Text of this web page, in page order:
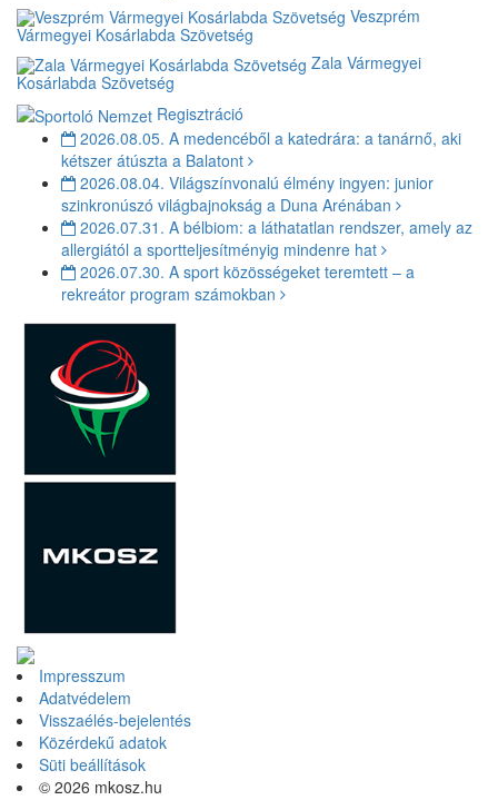
Veszprém
Vármegyei Kosárlabda Szövetség
Zala Vármegyei
Kosárlabda Szövetség
Regisztráció
2026.08.05. A medencéből a katedrára: a tanárnő, aki
kétszer átúszta a Balatont
2026.08.04. Világszínvonalú élmény ingyen: junior
szinkronúszó világbajnokság a Duna Arénában
2026.07.31. A bélbiom: a láthatatlan rendszer, amely az
allergiától a sportteljesítményig mindenre hat
2026.07.30. A sport közösségeket teremtett – a
rekreátor program számokban
Impresszum
Adatvédelem
Visszaélés-bejelentés
Közérdekű adatok
Süti beállítások
© 2026 mkosz.hu